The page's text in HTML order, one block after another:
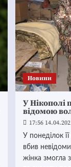
Новини
У Нікополі
відомою
17:56
У понеділок
вбив
жінка змогла